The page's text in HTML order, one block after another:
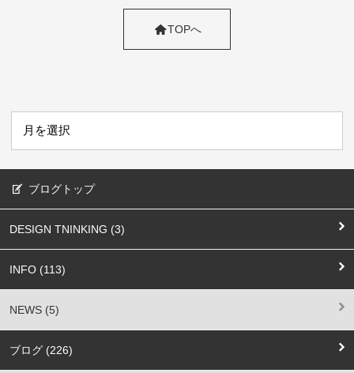
TOPへ
ブログトップ
DESIGN TNINKING (3)
INFO (113)
NEWS (5)
ブログ (226)